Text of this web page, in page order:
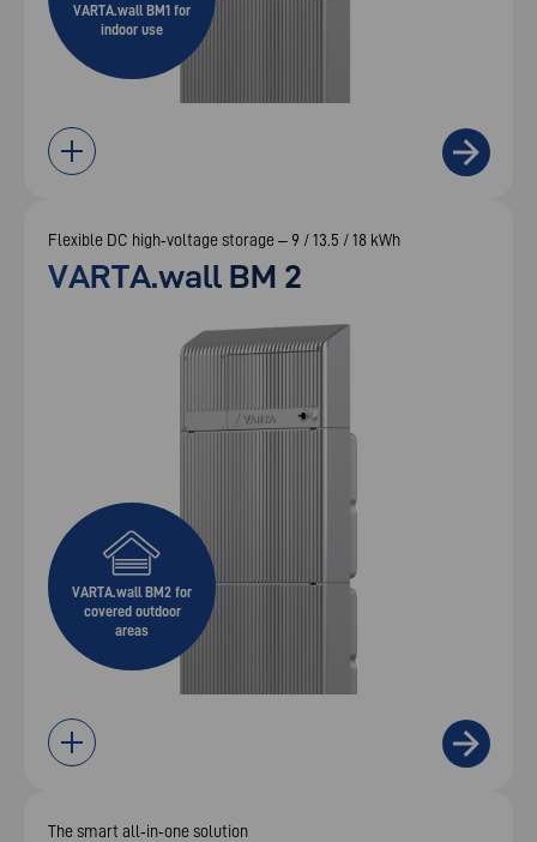
VARTA.wall BM1 for
indoor use
Flexible DC high‑voltage storage – 9 / 13.5 / 18 kWh
VARTA.wall BM 2
VARTA.wall BM2 for
covered outdoor
areas
The smart all‑in‑one solution